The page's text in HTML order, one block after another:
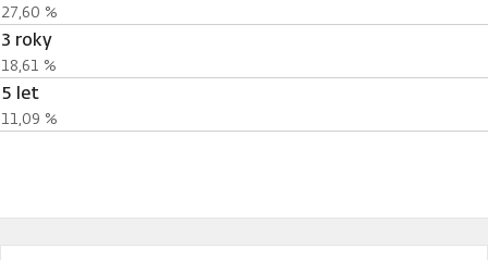
27,60 %
3 roky
18,61 %
5 let
11,09 %